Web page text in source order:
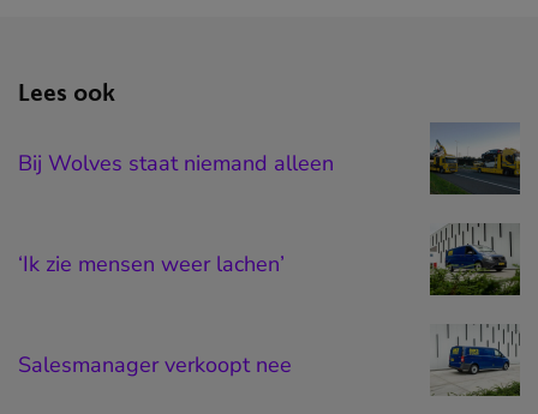
Lees ook
Bij Wolves staat niemand alleen
‘Ik zie mensen weer lachen’
Salesmanager verkoopt nee